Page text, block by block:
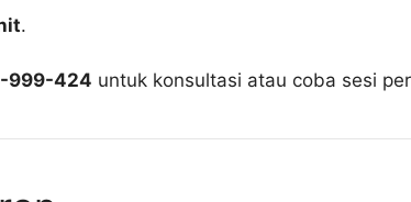
.
999-424 untuk konsultasi atau coba sesi